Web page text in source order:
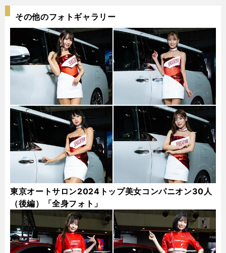
その他のフォトギャラリー
東京オートサロン2024トップ美女コンパニオン30人
（後編）「全身フォト」